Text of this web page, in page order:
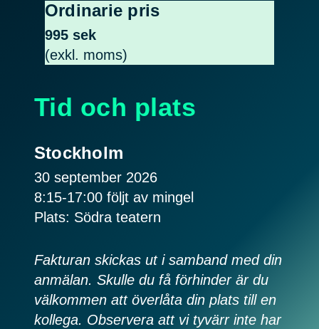
Ordinarie pris
995 sek
(exkl. moms)
Tid och plats
Stockholm
30 september 2026
8:15-17:00 följt av mingel
Plats: Södra teatern
Fakturan skickas ut i samband med din
anmälan. Skulle du få förhinder är du
välkommen att överlåta din plats till en
kollega. Observera att vi tyvärr inte har